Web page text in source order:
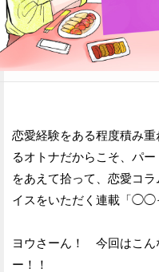
Facebook
ェ
ア
す
恋愛経験をある程度積み
るオトナだからこそ、パ
をあえて拾って、恋愛コ
イスをいただく連載「◯◯
ヨウさーん！ 今回はこん
ー！！